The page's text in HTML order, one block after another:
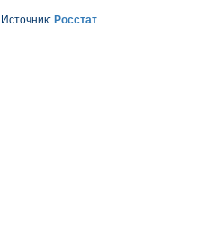
Источник: Росстат